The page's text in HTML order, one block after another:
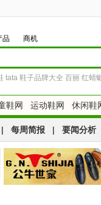
品 商机
tata 鞋子品牌大全 百丽 红蜻
鞋网 运动鞋网 休闲鞋
| 每周简报 | 要闻分析